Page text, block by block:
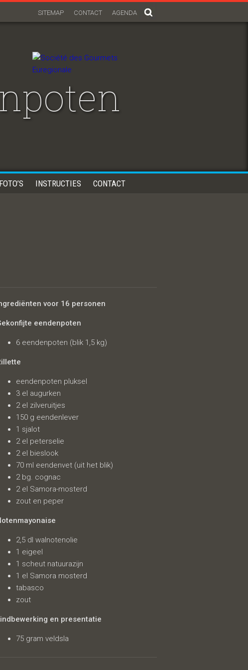
AGENDA
CONTACT
SITEMAP
FOTO’S INSTRUCTIES CONTACT
voor 16 personen
eendenpoten
6 eendenpoten (blik 1,5 kg)
eendenpoten pluksel
3 el augurken
2 el zilveruitjes
150 g eendenlever
1 sjalot
2 el peterselie
2 el bieslook
70 ml eendenvet (uit het blik)
2 bg. cognac
2 el Samora-mosterd
zout en peper
2,5 dl walnotenolie
1 eigeel
1 scheut natuurazijn
1 el Samora mosterd
tabasco
zout
en presentatie
75 gram veldsla